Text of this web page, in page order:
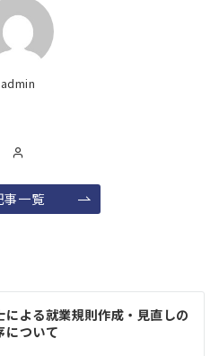
admin
事一覧
による就業規則作成・見直しの
について